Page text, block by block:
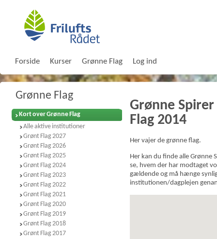
Grønne
Flag 2014
Her vajer de grønne flag.
Her kan du finde alle Grønne
se, hvem der har modtaget
gældende og må hænge
institutionen/dagplejen
Grønne Flag
Kort over Grønne Flag
Alle aktive institutioner
Grønt Flag 2027
Grønt Flag 2026
Grønt Flag 2025
Grønt Flag 2024
Grønt Flag 2023
Grønt Flag 2022
Grønt Flag 2021
Grønt Flag 2020
Grønt Flag 2019
Grønt Flag 2018
Grønt Flag 2017
Forside Kurser Grønne Flag Log ind